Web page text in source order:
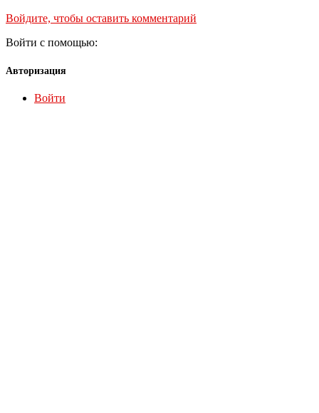
Войдите, чтобы оставить комментарий
Войти с помощью:
Авторизация
Войти